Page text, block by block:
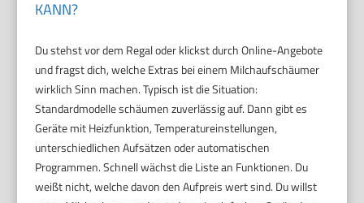
KANN?
Du stehst vor dem Regal oder klickst durch Online-Angebote
und fragst dich, welche Extras bei einem Milchaufschäumer
wirklich Sinn machen. Typisch ist die Situation:
Standardmodelle schäumen zuverlässig auf. Dann gibt es
Geräte mit Heizfunktion, Temperatureinstellungen,
unterschiedlichen Aufsätzen oder automatischen
Programmen. Schnell wächst die Liste an Funktionen. Du
weißt nicht, welche davon den Aufpreis wert sind. Du willst